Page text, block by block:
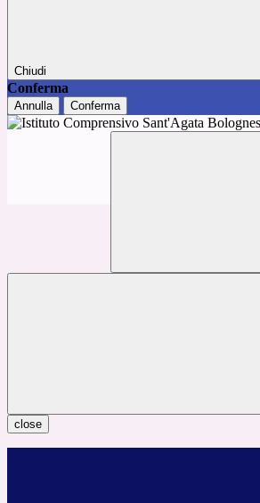
Chiudi
Conferma
Annulla Conferma
close